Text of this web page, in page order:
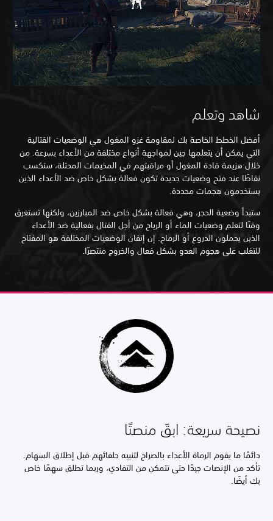
شاهد وتعلم
أفضل الخطط الخاصة بك لمقاومة غزو المغول هي الوضعيات القتالية
التي يمكن أن يتعلمها جين لمواجهة أنواع مختلفة من الأعداء بسرعة. من
خلال هزيمة قادة المغول أو مراقبتهم في المخيمات المحتلة، ستكسب
نقاطًا عند فتح وضعيات جديدة تكون فعالة بشكل خاص ضد الأعداء الذين
يستخدمون هجمات محددة.
ستبدأ وضعية الحجر، وهي فعالة بشكل خاص ضد المبارزين، ولكنها تستغرق
وقتًا لتعلم وضعيات الماء أو الرياح من أجل القتال بفعالية ضد الأعداء
الذين يحملون الدروع أو الرماح. إن إتقان الوضعيات المختلفة هو المفتاح
للتغلب على هجوم العدو بشكل فعال والخروج منتصرًا.
نصيحة سريعة: ابقَ منصتًا
دائمًا ما يقوم الرماة الأعداء بالصراخ لتنبيه حلفائهم قبل إطلاق السهام.
تأكد من الإنصات جيدًا حتى تتمكن من التفادي، وربما تطلق سهمًا خاص
بك أيضًا.